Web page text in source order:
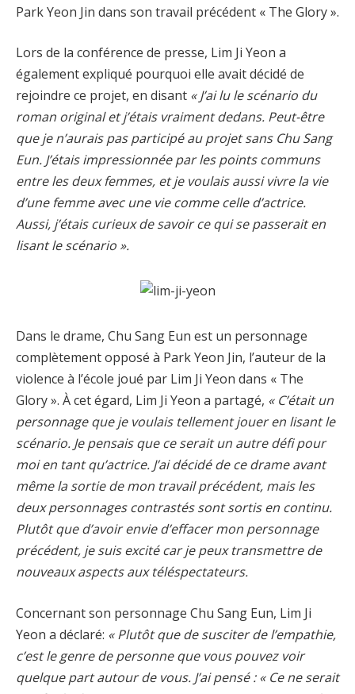
Park Yeon Jin dans son travail précédent « The Glory ».
Lors de la conférence de presse, Lim Ji Yeon a
également expliqué pourquoi elle avait décidé de
rejoindre ce projet, en disant « J’ai lu le scénario du
roman original et j’étais vraiment dedans. Peut-être
que je n’aurais pas participé au projet sans Chu Sang
Eun. J’étais impressionnée par les points communs
entre les deux femmes, et je voulais aussi vivre la vie
d’une femme avec une vie comme celle d’actrice.
Aussi, j’étais curieux de savoir ce qui se passerait en
lisant le scénario ».
Dans le drame, Chu Sang Eun est un personnage
complètement opposé à Park Yeon Jin, l’auteur de la
violence à l’école joué par Lim Ji Yeon dans « The
Glory ». À cet égard, Lim Ji Yeon a partagé, « C’était un
personnage que je voulais tellement jouer en lisant le
scénario. Je pensais que ce serait un autre défi pour
moi en tant qu’actrice. J’ai décidé de ce drame avant
même la sortie de mon travail précédent, mais les
deux personnages contrastés sont sortis en continu.
Plutôt que d’avoir envie d’effacer mon personnage
précédent, je suis excité car je peux transmettre de
nouveaux aspects aux téléspectateurs.
Concernant son personnage Chu Sang Eun, Lim Ji
Yeon a déclaré: « Plutôt que de susciter de l’empathie,
c’est le genre de personne que vous pouvez voir
quelque part autour de vous. J’ai pensé : « Ce ne serait